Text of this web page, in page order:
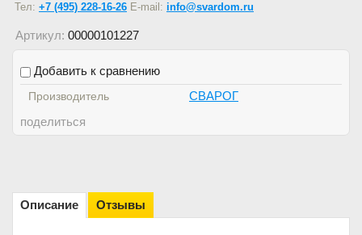
Тел: +7 (495) 228-16-26 E-mail: info@svardom.ru
Артикул: 00000101227
Добавить к сравнению
Производитель
СВАРОГ
поделиться
Описание Отзывы